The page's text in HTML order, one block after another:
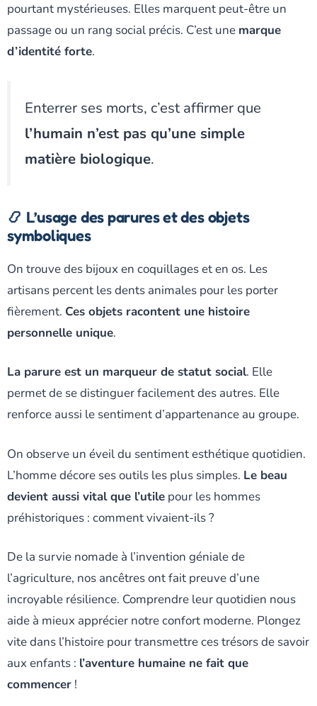
pourtant mystérieuses. Elles marquent peut-être un
passage ou un rang social précis. C’est une marque
d’identité forte.
Enterrer ses morts, c’est affirmer que
l’humain n’est pas qu’une simple
matière biologique.
📿 L’usage des parures et des objets
symboliques
On trouve des bijoux en coquillages et en os. Les
artisans percent les dents animales pour les porter
fièrement. Ces objets racontent une histoire
personnelle unique.
La parure est un marqueur de statut social. Elle
permet de se distinguer facilement des autres. Elle
renforce aussi le sentiment d’appartenance au groupe.
On observe un éveil du sentiment esthétique quotidien.
L’homme décore ses outils les plus simples. Le beau
devient aussi vital que l’utile pour les hommes
préhistoriques : comment vivaient-ils ?
De la survie nomade à l’invention géniale de
l’agriculture, nos ancêtres ont fait preuve d’une
incroyable résilience. Comprendre leur quotidien nous
aide à mieux apprécier notre confort moderne. Plongez
vite dans l’histoire pour transmettre ces trésors de savoir
aux enfants : l’aventure humaine ne fait que
commencer !